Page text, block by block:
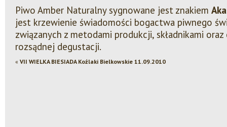
Piwo Amber Naturalny sygnowane jest znakiem
jest krzewienie świadomości bogactwa piwnego
związanych z metodami produkcji, składnikami
rozsądnej degustacji.
« VII WIELKA BIESIADA Koźlaki Bielkowskie 11.09.2010